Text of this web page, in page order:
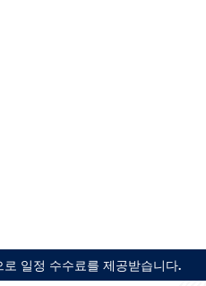
일정 수수료를 제공받습니다.